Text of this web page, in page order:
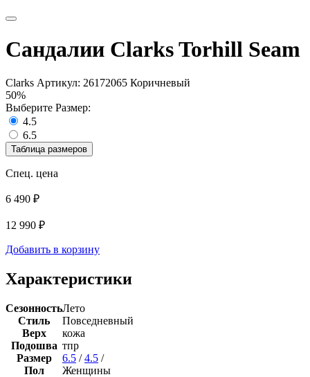
Сандалии Clarks Torhill Seam
Clarks Артикул: 26172065 Коричневый
50%
Выберите Размер:
4.5
6.5
Таблица размеров
Спец. цена
6 490 ₽
12 990 ₽
Добавить в корзину
Характеристики
СезонностьЛето
Стиль
Повседневный
Верх
кожа
Подошва тпр
Размер
6.5 /4.5 /
Пол
Женщины